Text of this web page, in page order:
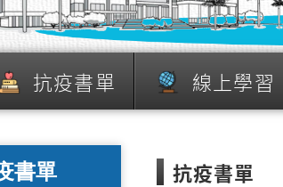
抗疫書單 線上學習
書單 抗疫書單